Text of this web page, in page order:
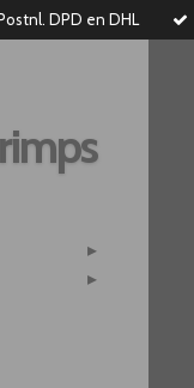
DPD en DHL